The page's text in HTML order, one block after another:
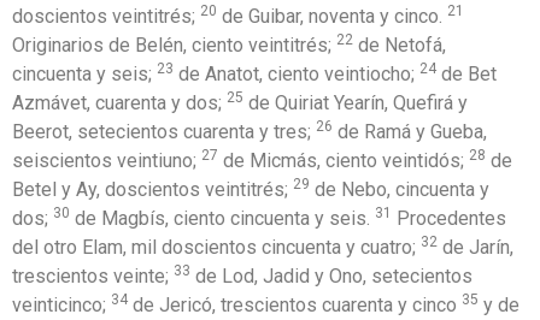
doscientos veintitrés; 20 de Guibar, noventa y cinco. 21
Originarios de Belén, ciento veintitrés; 22 de Netofá,
cincuenta y seis; 23 de Anatot, ciento veintiocho; 24 de Bet
Azmávet, cuarenta y dos; 25 de Quiriat Yearín, Quefirá y
Beerot, setecientos cuarenta y tres; 26 de Ramá y Gueba,
seiscientos veintiuno; 27 de Micmás, ciento veintidós; 28 de
Betel y Ay, doscientos veintitrés; 29 de Nebo, cincuenta y
dos; 30 de Magbís, ciento cincuenta y seis. 31 Procedentes
del otro Elam, mil doscientos cincuenta y cuatro; 32 de Jarín,
trescientos veinte; 33 de Lod, Jadid y Ono, setecientos
veinticinco; 34 de Jericó, trescientos cuarenta y cinco 35 y de